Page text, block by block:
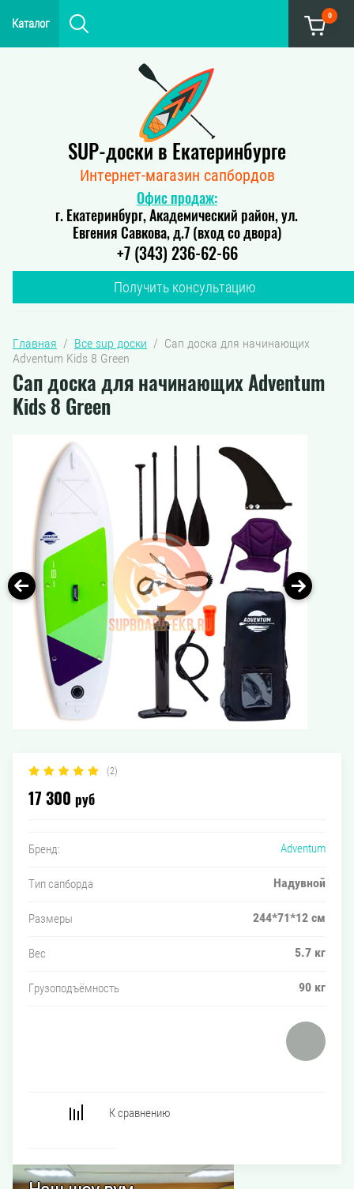
Каталог
0
SUP-доски в Екатеринбурге
Интернет-магазин сапбордов
Офис продаж:
г. Екатеринбург, Академический район, ул.
Евгения Савкова, д.7 (вход со двора)
+7 (343) 236-62-66
Получить консультацию
Главная
  /
Все sup доски
  /  Сап доска для начинающих
Adventum Kids 8 Green
Сап доска для начинающих Adventum
Kids 8 Green
(2)
17 300 руб
Бренд: Adventum
Тип сапборда Надувной
Размеры 244*71*12 см
Вес 5.7 кг
Грузоподъёмность 90 кг